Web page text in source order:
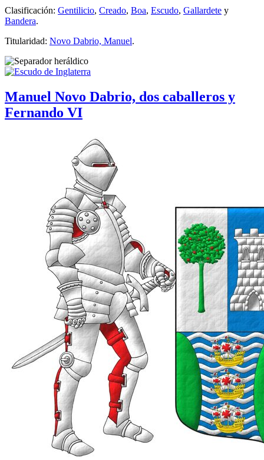
Clasificación: Gentilicio, Creado, Boa, Escudo, Gallardete y
Bandera.
Titularidad: Novo Dabrio, Manuel.
Manuel Novo Dabrio, dos caballeros y
Fernando VI